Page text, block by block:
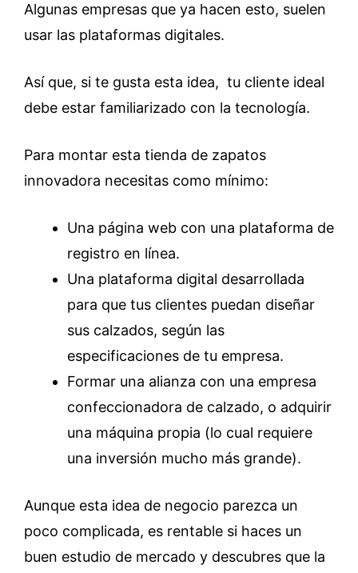
Algunas empresas que ya hacen esto, suelen
usar las plataformas digitales.
Así que, si te gusta esta idea, tu cliente ideal
debe estar familiarizado con la tecnología.
Para montar esta tienda de zapatos
innovadora necesitas como mínimo:
Una página web con una plataforma de
registro en línea.
Una plataforma digital desarrollada
para que tus clientes puedan diseñar
sus calzados, según las
especificaciones de tu empresa.
Formar una alianza con una empresa
confeccionadora de calzado, o adquirir
una máquina propia (lo cual requiere
una inversión mucho más grande).
Aunque esta idea de negocio parezca un
poco complicada, es rentable si haces un
buen estudio de mercado y descubres que la